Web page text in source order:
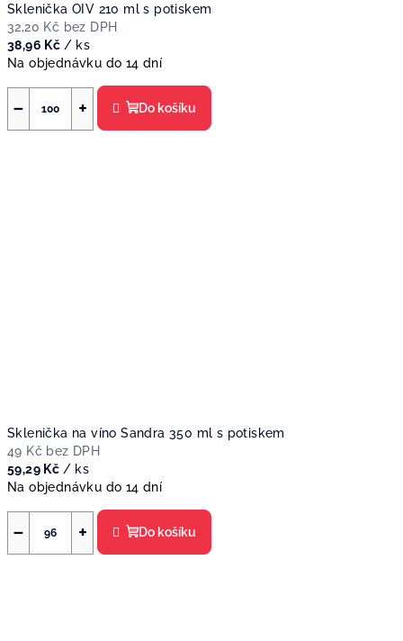
Sklenička OIV 210 ml s potiskem
32,20 Kč bez DPH
38,96 Kč / ks
Na objednávku do 14 dní
+
− Do košíku
Sklenička na víno Sandra 350 ml s potiskem
49 Kč bez DPH
59,29 Kč / ks
Na objednávku do 14 dní
+
− Do košíku